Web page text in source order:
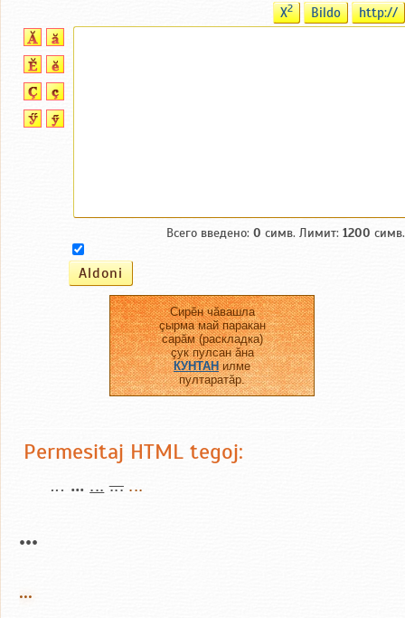
X2 Bildo http://
Всего введено: 0 симв. Лимит: 1200 симв.
Сирĕн чăвашла
çырма май паракан
сарăм (раскладка)
çук пулсан ăна
КУНТАН илме
пултаратăр.
Permesitaj HTML tegoj:
... ... ... ... ...
...
...